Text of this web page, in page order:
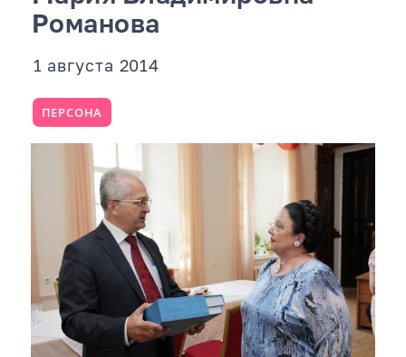
Романова
1 августа 2014
ПЕРСОНА